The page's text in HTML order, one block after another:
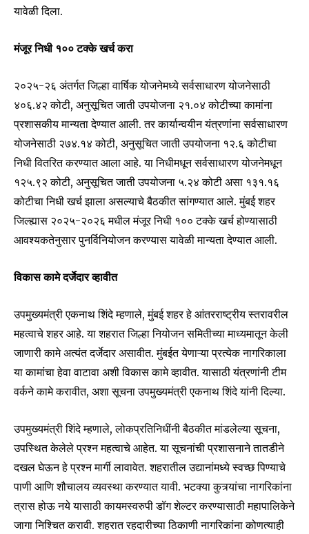
यावेळी दिला.
मंजूर निधी १०० टक्के खर्च करा
२०२५-२६ अंतर्गत जिल्हा वार्षिक योजनेमध्ये सर्वसाधारण योजनेसाठी
४०६.४२ कोटी, अनुसूचित जाती उपयोजना २१.०४ कोटीच्या कामांना
प्रशासकीय मान्यता देण्यात आली. तर कार्यान्वयीन यंत्रणांना सर्वसाधारण
योजनेसाठी २७४.१४ कोटी, अनुसूचित जाती उपयोजना १२.६ कोटीचा
निधी वितरित करण्यात आला आहे. या निधीमधून सर्वसाधारण योजनेमधून
१२५.९२ कोटी, अनुसूचित जाती उपयोजना ५.२४ कोटी असा १३१.१६
कोटीचा निधी खर्च झाला असल्याचे बैठकीत सांगण्यात आले. मुंबई शहर
जिल्ह्यास २०२५-२०२६ मधील मंजूर निधी १०० टक्के खर्च होण्यासाठी
आवश्यकतेनुसार पुनर्विनियोजन करण्यास यावेळी मान्यता देण्यात आली.
विकास कामे दर्जेदार व्हावीत
उपमुख्यमंत्री एकनाथ शिंदे म्हणाले, मुंबई शहर हे आंतरराष्ट्रीय स्तरावरील
महत्वाचे शहर आहे. या शहरात जिल्हा नियोजन समितीच्या माध्यमातून केली
जाणारी कामे अत्यंत दर्जेदार असावीत. मुंबईत येणाऱ्या प्रत्येक नागरिकाला
या कामांचा हेवा वाटावा अशी विकास कामे व्हावीत. यासाठी यंत्रणांनी टीम
वर्कने कामे करावीत, अशा सूचना उपमुख्यमंत्री एकनाथ शिंदे यांनी दिल्या.
उपमुख्यमंत्री शिंदे म्हणाले, लोकप्रतिनिधींनी बैठकीत मांडलेल्या सूचना,
उपस्थित केलेले प्रश्न महत्वाचे आहेत. या सूचनांची प्रशासनाने तातडीने
दखल घेऊन हे प्रश्न मार्गी लावावेत. शहरातील उद्यानांमध्ये स्वच्छ पिण्याचे
पाणी आणि शौचालय व्यवस्था करण्यात यावी. भटक्या कुत्र्यांचा नागरिकांना
त्रास होऊ नये यासाठी कायमस्वरुपी डॉग शेल्टर करण्यासाठी महापालिकेने
जागा निश्चित करावी. शहरात रहदारीच्या ठिकाणी नागरिकांना कोणत्याही